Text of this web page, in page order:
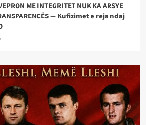
ME INTEGRITET NUK KA ARSYE
— Kufizimet e reja ndaj